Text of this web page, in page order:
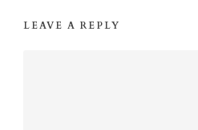
LEAVE A REPLY